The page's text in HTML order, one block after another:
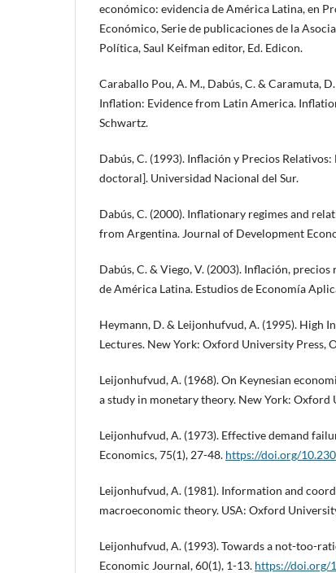
económico: evidencia de América Latina, en
Económico, Serie de publicaciones de la
Política, Saul Keifman editor, Ed. Edicon.
Caraballo Pou, A. M., Dabús, C. & Caramuta,
Inflation: Evidence from Latin America.
Schwartz.
Dabús, C. (1993). Inflación y Precios
doctoral]. Universidad Nacional del Sur.
Dabús, C. (2000). Inflationary regimes and
from Argentina. Journal of Development
Dabús, C. & Viego, V. (2003). Inflación,
de América Latina. Estudios de Economía
Heymann, D. & Leijonhufvud, A. (1995). High
Lectures. New York: Oxford University Press,
Leijonhufvud, A. (1968). On Keynesian
a study in monetary theory. New York: Oxford
Leijonhufvud, A. (1973). Effective demand
Economics, 75(1), 27-48. https://doi.org/
Leijonhufvud, A. (1981). Information and
macroeconomic theory. USA: Oxford
Leijonhufvud, A. (1993). Towards a not-too-
Economic Journal, 60(1), 1-13. https://doi.org/